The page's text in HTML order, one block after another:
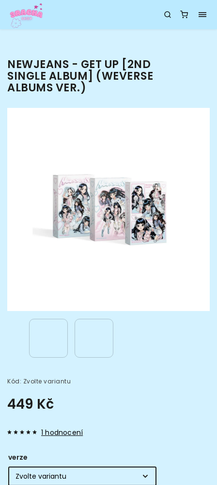
NEWJEANS - GET UP [2ND
SINGLE ALBUM] (WEVERSE
ALBUMS VER.)
Kód: Zvolte variantu
449 Kč
1 hodnocení
verze